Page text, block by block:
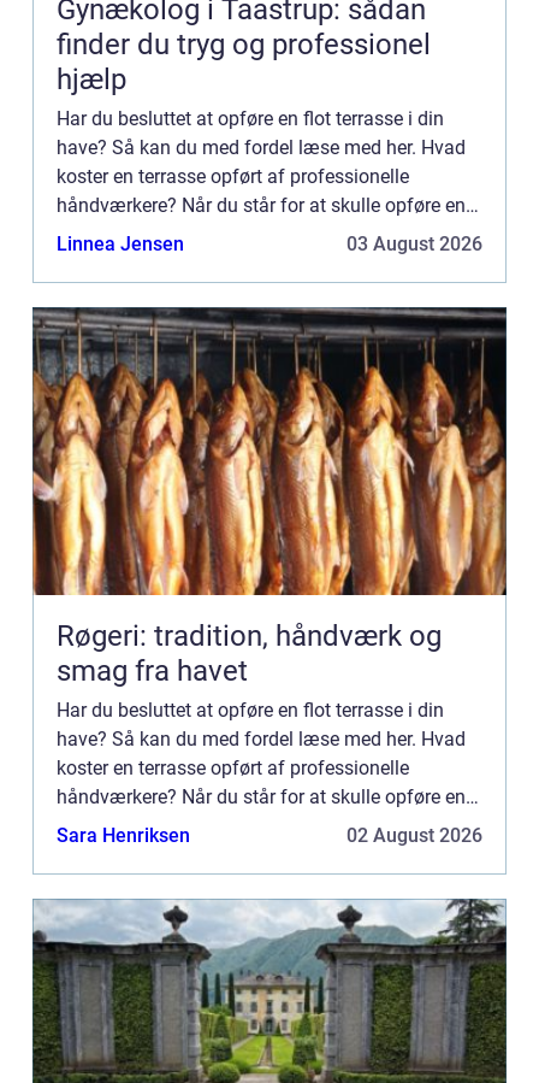
Gynækolog i Taastrup: sådan
finder du tryg og professionel
hjælp
Har du besluttet at opføre en flot terrasse i din
have? Så kan du med fordel læse med her. Hvad
koster en terrasse opført af professionelle
håndværkere? Når du står for at skulle opføre en
l&ae...
Linnea Jensen 03 August 2026
Røgeri: tradition, håndværk og
smag fra havet
Har du besluttet at opføre en flot terrasse i din
have? Så kan du med fordel læse med her. Hvad
koster en terrasse opført af professionelle
håndværkere? Når du står for at skulle opføre en
l&ae...
Sara Henriksen 02 August 2026